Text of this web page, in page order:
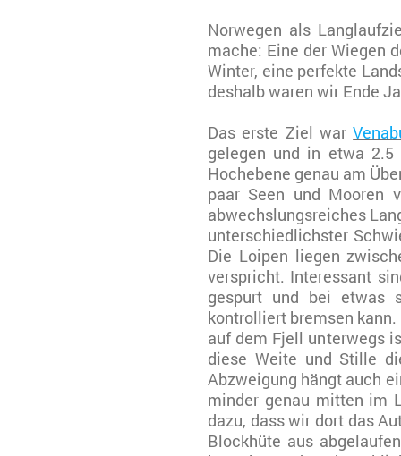
Norwegen als
mache: Eine der Wiegen
Winter, eine perfekte
deshalb waren wir Ende
Das erste Ziel war
gelegen und in etwa
Hochebene genau am
paar Seen und Mooren
abwechslungsreiches
unterschiedlichster
Die Loipen liegen
verspricht. Interessant
gespurt und bei etwas
kontrolliert bremsen
auf dem Fjell unterwegs
diese Weite und Stille
Abzweigung hängt auch
minder genau mitten im
dazu, dass wir dort das
Blockhüte aus